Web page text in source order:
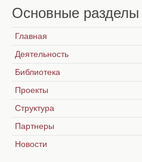
Основные разделы
Главная
Деятельность
Библиотека
Проекты
Структура
Партнеры
Новости